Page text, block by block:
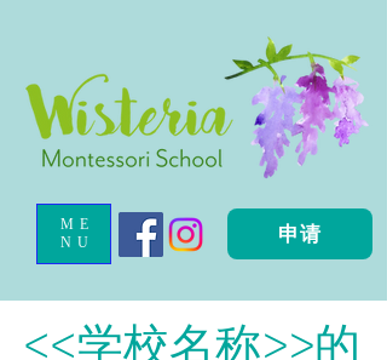
申请
ME
NU
<<学校名称>>的